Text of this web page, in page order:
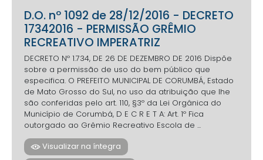
D.O. nº 1092 de 28/12/2016 - DECRETO
17342016 - PERMISSÃO GRÊMIO
RECREATIVO IMPERATRIZ
DECRETO Nº 1.734, DE 26 DE DEZEMBRO DE 2016 Dispõe
sobre a permissão de uso do bem público que
especifica. O PREFEITO MUNICIPAL DE CORUMBÁ, Estado
de Mato Grosso do Sul, no uso da atribuição que lhe
são conferidas pelo art. 110, §3º da Lei Orgânica do
Município de Corumbá, D E C R E T A: Art. 1º Fica
outorgado ao Grêmio Recreativo Escola de ...
Visualizar na íntegra